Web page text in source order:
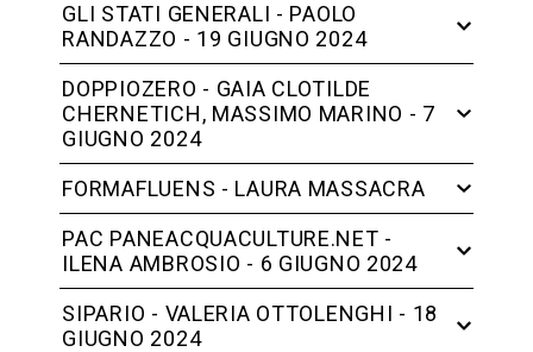
GLI STATI GENERALI - PAOLO
RANDAZZO - 19 GIUGNO 2024
DOPPIOZERO - GAIA CLOTILDE
CHERNETICH, MASSIMO MARINO - 7
GIUGNO 2024
FORMAFLUENS - LAURA MASSACRA
PAC PANEACQUACULTURE.NET -
ILENA AMBROSIO - 6 GIUGNO 2024
SIPARIO - VALERIA OTTOLENGHI - 18
GIUGNO 2024